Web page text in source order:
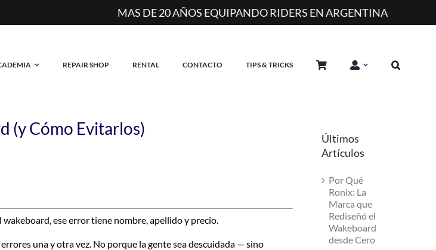
RIDERS EN ARGENTINA
REPAIR SHOP RENTAL CONTACTO TIPS & TRICKS
(y Cómo Evitarlos)
ese error tiene nombre, apellido y precio.
una y otra vez. No porque la gente sea descuidada — sino
Últimos
Artículos
Por Qué
Ronix: La
Marca que
Rediseñó el
Wakeboard
desde Cero